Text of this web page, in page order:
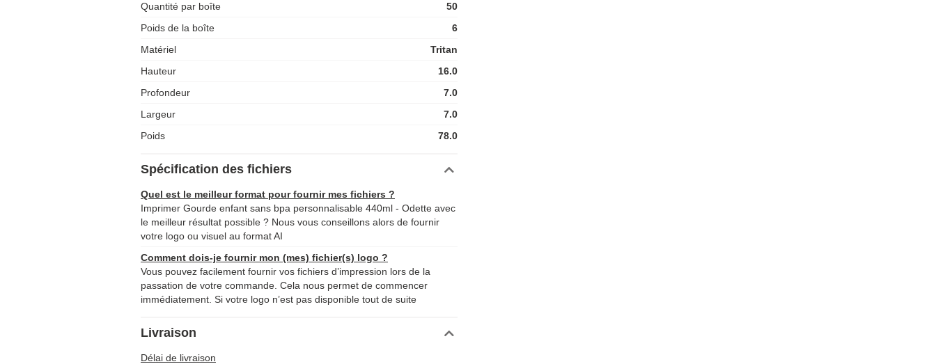
Quantité par boîte
50
Poids de la boîte
6
Matériel
Tritan
Hauteur
16.0
Profondeur
7.0
Largeur
7.0
Poids
78.0
Spécification des fichiers
Quel est le meilleur format pour fournir mes fichiers ?
Imprimer Gourde enfant sans bpa personnalisable 440ml - Odette avec
le meilleur résultat possible ? Nous vous conseillons alors de fournir
votre logo ou visuel au format AI
Comment dois-je fournir mon (mes) fichier(s) logo ?
Vous pouvez facilement fournir vos fichiers d’impression lors de la
passation de votre commande. Cela nous permet de commencer
immédiatement. Si votre logo n’est pas disponible tout de suite
Livraison
Délai de livraison